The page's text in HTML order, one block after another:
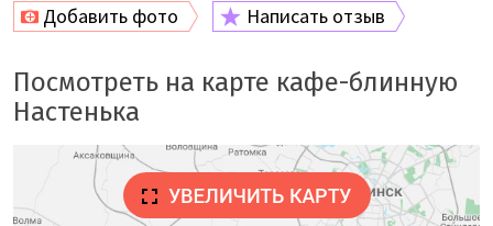
Добавить фото
Написать отзыв
Посмотреть на карте кафе-блинную
Настенька